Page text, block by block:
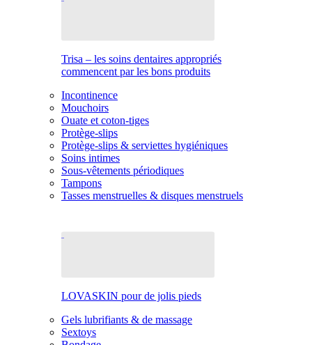
Trisa – les soins dentaires appropriés
commencent par les bons produits
Incontinence
Mouchoirs
Ouate et coton-tiges
Protège-slips
Protège-slips & serviettes hygiéniques
Soins intimes
Sous-vêtements périodiques
Tampons
Tasses menstruelles & disques menstruels
LOVASKIN pour de jolis pieds
Gels lubrifiants & de massage
Sextoys